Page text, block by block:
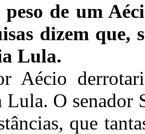
de um
dizem que,
Lula.
Aécio
Lula. O senador
que